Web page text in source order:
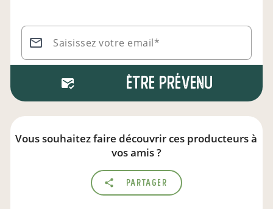
Saisissez votre email*
Être prévenu
Vous souhaitez faire découvrir ces producteurs à
vos amis ?
Partager